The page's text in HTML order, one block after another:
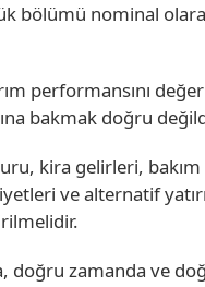
bölümü nominal
performansını
bakmak doğru
kira gelirleri,
ve alternatif
doğru zamanda ve